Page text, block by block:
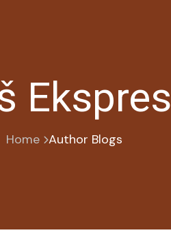
Ekspres
Home Author Blogs